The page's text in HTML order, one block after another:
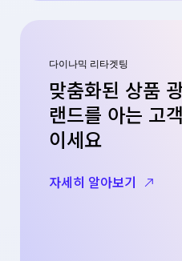
다이나믹 리타겟팅
맞춤화된 상품
랜드를 아는 고
이세요
자세히 알아보기